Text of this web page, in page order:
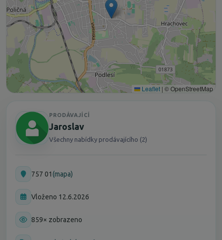
Leaflet | © OpenStreetMap
PRODÁVAJÍCÍ
Jaroslav
Všechny nabídky prodávajícího (2)
757 01(mapa)
Vloženo 12.6.2026
859× zobrazeno